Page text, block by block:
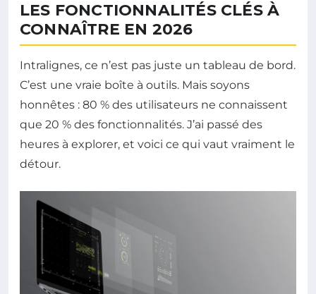
LES FONCTIONNALITÉS CLÉS À
CONNAÎTRE EN 2026
Intralignes, ce n’est pas juste un tableau de bord.
C’est une vraie boîte à outils. Mais soyons
honnêtes : 80 % des utilisateurs ne connaissent
que 20 % des fonctionnalités. J’ai passé des
heures à explorer, et voici ce qui vaut vraiment le
détour.